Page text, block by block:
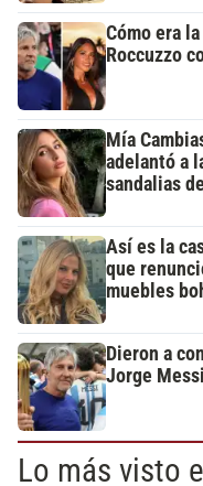
Cómo era
Roccuzzo
Mía
adelantó a
sandalias
Así es la
que
muebles
Dieron a
Jorge Messi
Lo más visto